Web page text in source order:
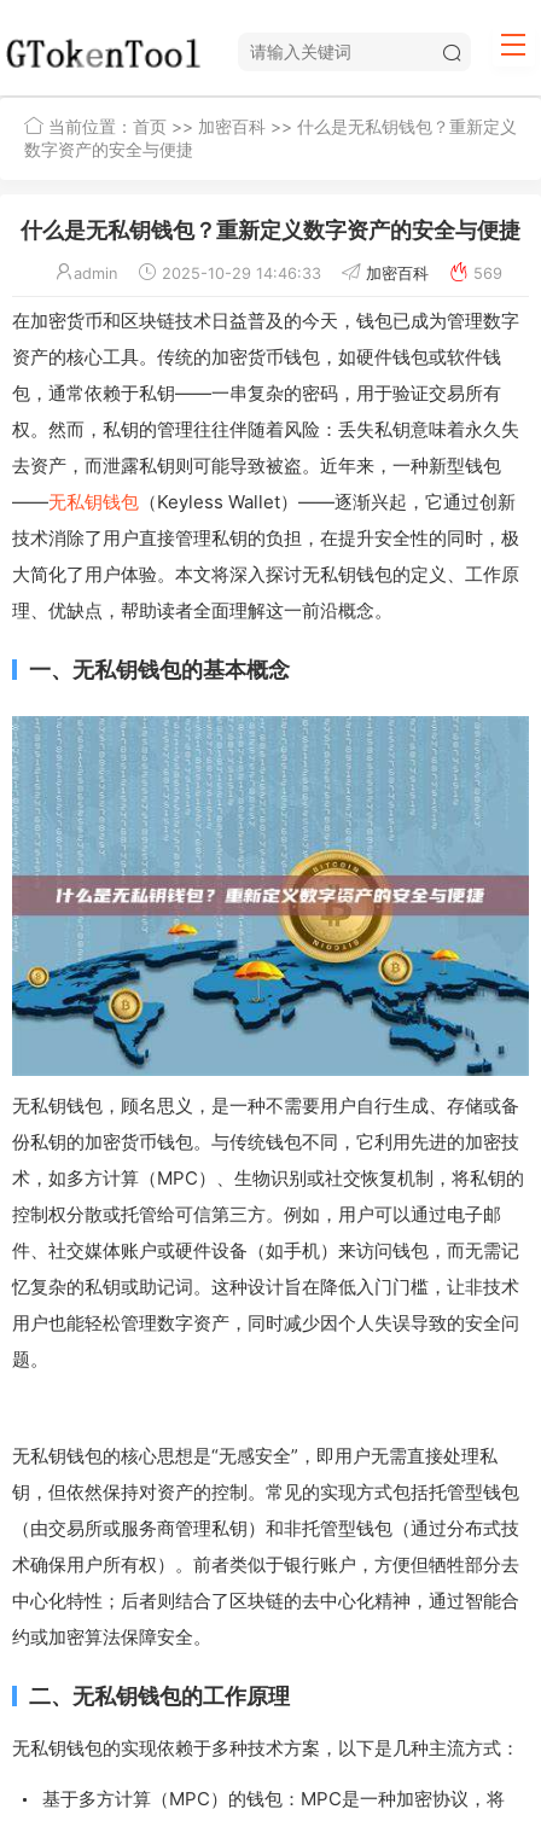
当前位置： 首页 >> 加密百科 >> 什么是无私钥钱包？重新定义
数字资产的安全与便捷
什么是无私钥钱包？重新定义数字资产的安全与便捷
admin 2025-10-29 14:46:33 加密百科 569
在加密货币和区块链技术日益普及的今天，钱包已成为管理数字
资产的核心工具。传统的加密货币钱包，如硬件钱包或软件钱
包，通常依赖于私钥——一串复杂的密码，用于验证交易所有
权。然而，私钥的管理往往伴随着风险：丢失私钥意味着永久失
去资产，而泄露私钥则可能导致被盗。近年来，一种新型钱包
——无私钥钱包 （Keyless Wallet）——逐渐兴起，它通过创新
技术消除了用户直接管理私钥的负担，在提升安全性的同时，极
大简化了用户体验。本文将深入探讨无私钥钱包的定义、工作原
理、优缺点，帮助读者全面理解这一前沿概念。
一、无私钥钱包的基本概念
无私钥钱包，顾名思义，是一种不需要用户自行生成、存储或备
份私钥的加密货币钱包。与传统钱包不同，它利用先进的加密技
术，如多方计算（MPC）、生物识别或社交恢复机制，将私钥的
控制权分散或托管给可信第三方。例如，用户可以通过电子邮
件、社交媒体账户或硬件设备（如手机）来访问钱包，而无需记
忆复杂的私钥或助记词。这种设计旨在降低入门门槛，让非技术
用户也能轻松管理数字资产，同时减少因个人失误导致的安全问
题。
无私钥钱包的核心思想是“无感安全”，即用户无需直接处理私
钥，但依然保持对资产的控制。常见的实现方式包括托管型钱包
（由交易所或服务商管理私钥）和非托管型钱包（通过分布式技
术确保用户所有权）。前者类似于银行账户，方便但牺牲部分去
中心化特性；后者则结合了区块链的去中心化精神，通过智能合
约或加密算法保障安全。
二、无私钥钱包的工作原理
无私钥钱包的实现依赖于多种技术方案，以下是几种主流方式：
基于多方计算（MPC）的钱包：MPC是一种加密协议，将